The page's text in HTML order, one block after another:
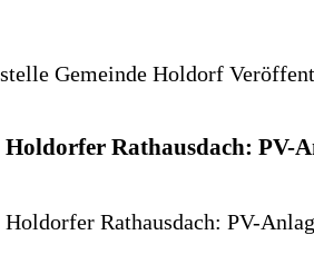
Gemeinde Holdorf
Rathausdach: PV-